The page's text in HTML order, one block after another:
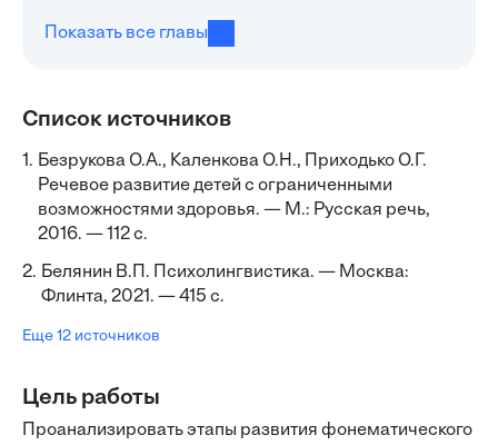
Показать все главы
Список источников
1. Безрукова О.А., Каленкова О.Н., Приходько О.Г.
Речевое развитие детей с ограниченными
возможностями здоровья. — М.: Русская речь,
2016. — 112 с.
2. Белянин В.П. Психолингвистика. — Москва:
Флинта, 2021. — 415 с.
Еще 12 источников
Цель работы
Проанализировать этапы развития фонематического